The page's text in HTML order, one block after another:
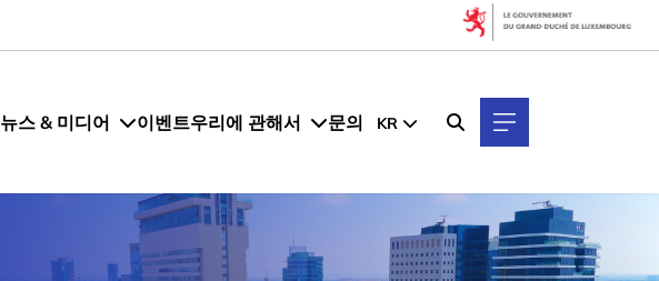
뉴스 & 미디어 이벤트우리에 관해서 문의 KR